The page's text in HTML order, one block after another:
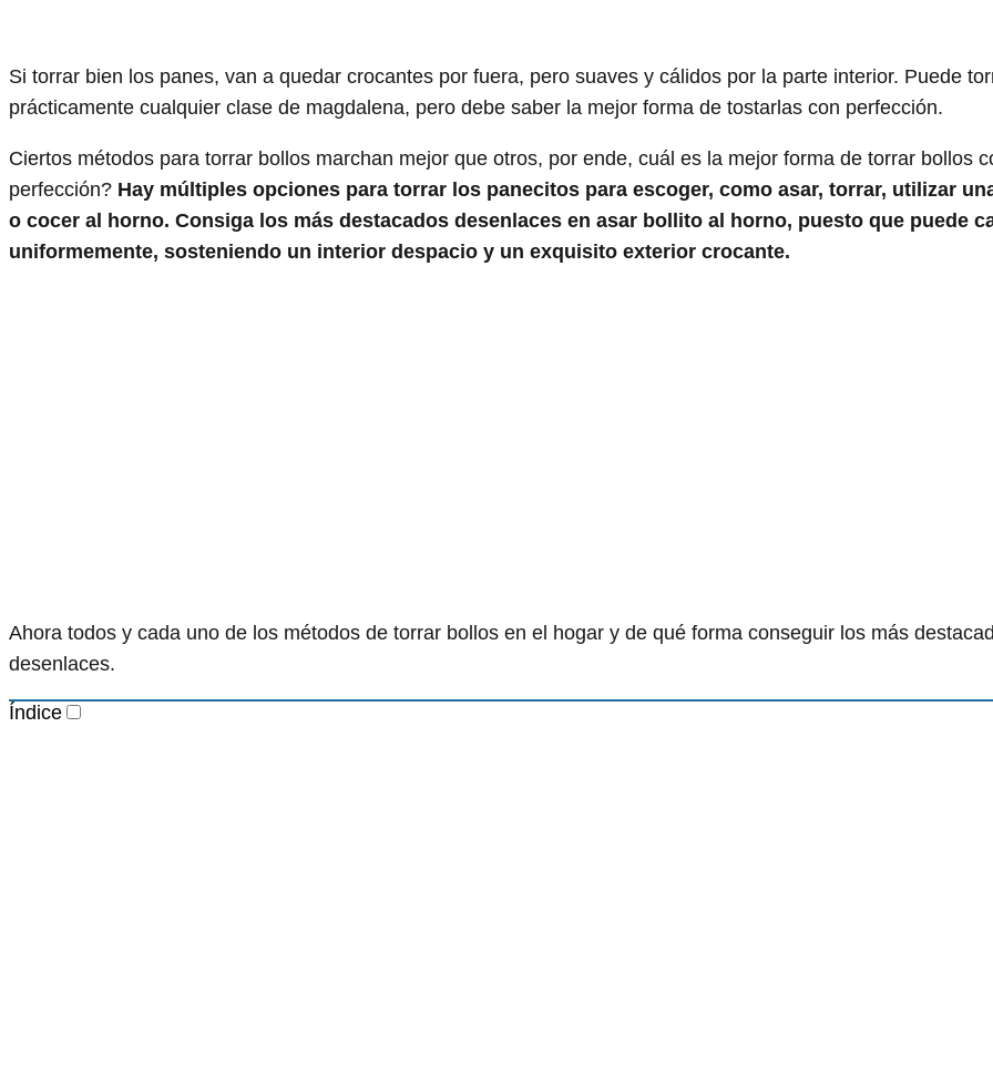
Si torrar bien los panes, van a quedar crocantes por fuera, pero suaves y cálidos por la parte interior. Puede
prácticamente cualquier clase de magdalena, pero debe saber la mejor forma de tostarlas con perfección.
Ciertos métodos para torrar bollos marchan mejor que otros, por ende, cuál es la mejor forma de torrar bollos
perfección? Hay múltiples opciones para torrar los panecitos para escoger, como asar, torrar, utilizar
o cocer al horno. Consiga los más destacados desenlaces en asar bollito al horno, puesto que puede
uniformemente, sosteniendo un interior despacio y un exquisito exterior crocante.
Ahora todos y cada uno de los métodos de torrar bollos en el hogar y de qué forma conseguir los más
desenlaces.
Índice